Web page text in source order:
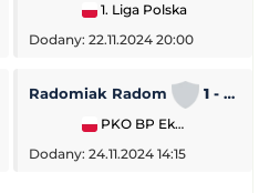
1. Liga Polska
Dodany: 22.11.2024 20:00
Piast Gliwice
Radomiak Radom 1 - 2
PKO BP Ekstraklasa
Dodany: 24.11.2024 14:15